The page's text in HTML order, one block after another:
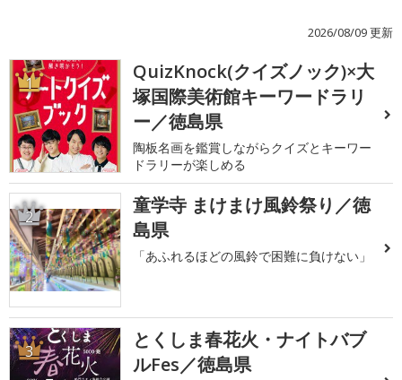
2026/08/09 更新
1
QuizKnock(クイズノック)×大
塚国際美術館キーワードラリ
ー／徳島県
陶板名画を鑑賞しながらクイズとキーワー
ドラリーが楽しめる
2
童学寺 まけまけ風鈴祭り／徳
島県
「あふれるほどの風鈴で困難に負けない」
3
とくしま春花火・ナイトバブ
ルFes／徳島県